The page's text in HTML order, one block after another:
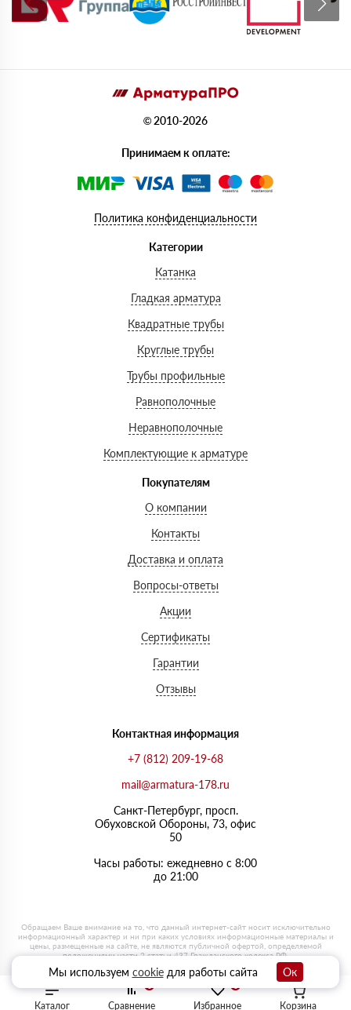
Каталог Избранное
Сравнение Корзина
© 2010-2026
Принимаем к оплате:
Политика конфиденциальности
Категории
Катанка
Гладкая арматура
Квадратные трубы
Круглые трубы
Трубы профильные
Равнополочные
Неравнополочные
Комплектующие к арматуре
Покупателям
О компании
Контакты
Доставка и оплата
Вопросы-ответы
Акции
Сертификаты
Гарантии
Отзывы
Контактная информация
+7 (812) 209-19-68
mail@armatura-178.ru
Санкт-Петербург, просп.
Обуховской Обороны, 73, офис
50
Часы работы: ежедневно с 8:00
до 21:00
Мы используем cookieдля работы сайта Ок